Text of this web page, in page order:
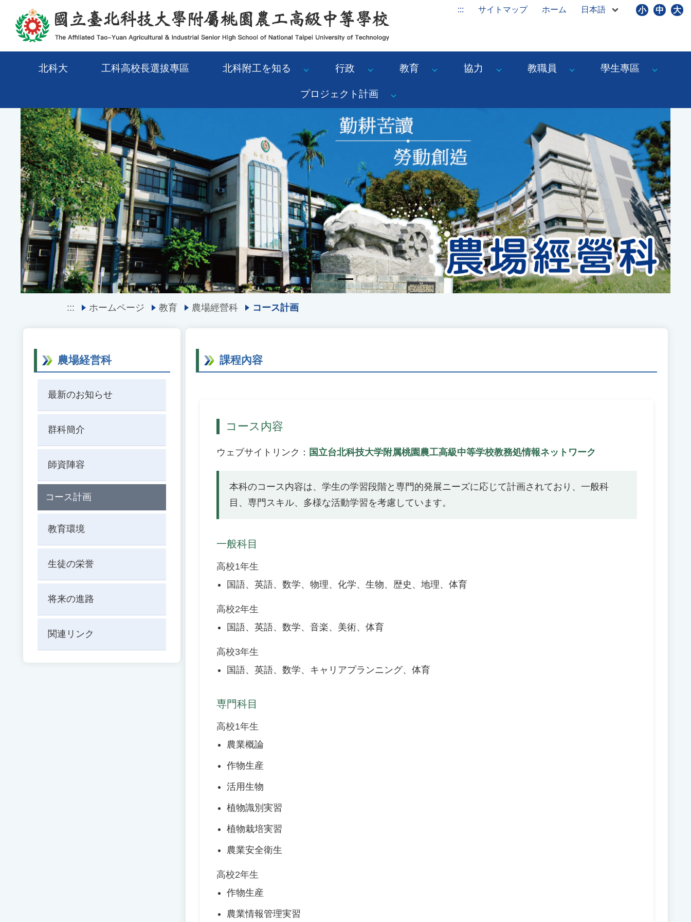
メインコンテンツエリアに移動 ::: サイトマップ ホーム 日本語 小 中 大
北科大 工科高校長選拔專區 北科附工を知る 行政 教育 協力 教職員 學生專區
プロジェクト計画
Previous Next
::: ホームページ 教育 農場經營科 コース計画
農場経営科
最新のお知らせ
群科簡介
師資陣容
コース計画
教育環境
生徒の栄誉
将来の進路
関連リンク
課程內容
コース内容
ウェブサイトリンク： 国立台北科技大学附属桃園農工高級中等学校教務処情報ネットワーク
本科のコース内容は、学生の学習段階と専門的発展ニーズに応じて計画されており、一般科
目、専門スキル、多様な活動学習を考慮しています。
一般科目
高校1年生
国語、英語、数学、物理、化学、生物、歴史、地理、体育
高校2年生
国語、英語、数学、音楽、美術、体育
高校3年生
国語、英語、数学、キャリアプランニング、体育
専門科目
高校1年生
農業概論
作物生産
活用生物
植物識別実習
植物栽培実習
農業安全衛生
高校2年生
作物生産
農業情報管理実習